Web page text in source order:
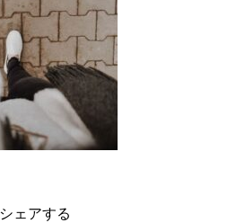
シェアする